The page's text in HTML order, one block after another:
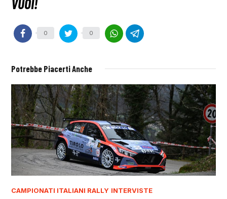
0 0
Potrebbe Piacerti Anche
CAMPIONATI ITALIANI RALLY INTERVISTE